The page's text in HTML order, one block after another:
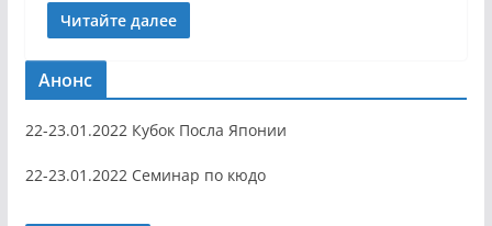
Читайте далее
Анонс
22-23.01.2022 Кубок Посла Японии
22-23.01.2022 Семинар по кюдо